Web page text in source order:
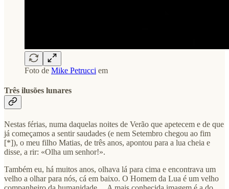
Foto de Mike Petrucci em
Três ilusões lunares
Nestas férias, numa daquelas noites de Verão que apetecem e de que
já começamos a sentir saudades (e nem Setembro chegou ao fim
[*]), o meu filho Matias, de três anos, apontou para a lua cheia e
disse, a rir: «Olha um senhor!».
Também eu, há muitos anos, olhava lá para cima e encontrava um
velho a olhar para nós, cá em baixo. O Homem da Lua é um velho